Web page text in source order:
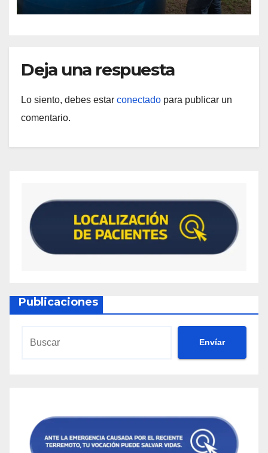
Deja una respuesta
Lo siento, debes estar conectado para publicar un
comentario.
Publicaciones
Envíar